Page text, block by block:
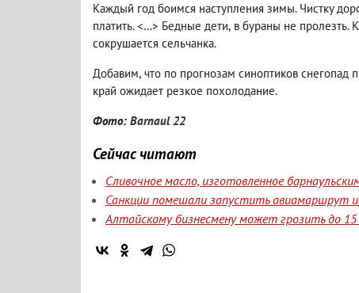
Каждый год боимся наступления зимы. Чистку
платить. <…> Бедные дети, в бураны не пролезть.
сокрушается сельчанка.
Добавим, что по прогнозам синоптиков снегопад
край ожидает резкое похолодание.
Фото: Barnaul 22
Сейчас читают
Сливочное масло, изготовленное
Санкции помешали запустить авиамаршрут
Алтайскому бизнесмену может грозить до